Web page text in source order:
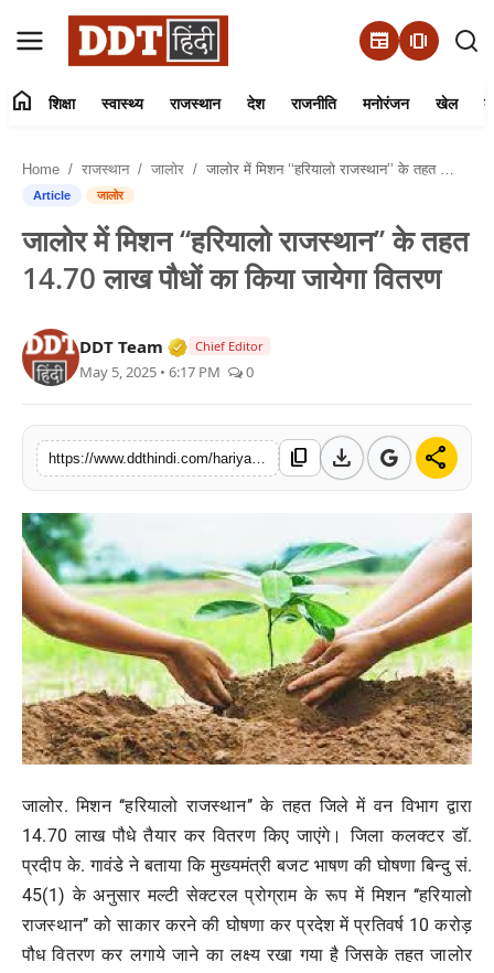
newspaper amp_stories
हमारे बारे में
शिक्षा
राजस्थान
राजनीति
मनोरंजन
खेल
व्यापार
सामाजिक गतिविधि
अपराध
विशेष
home शिक्षा स्वास्थ्य राजस्थान देश राजनीति मनोरंजन खेल
Home राजस्थान जालोर जालोर में मिशन ‘‘हरियालो राजस्थान’’ के तहत 14.70 लाख पौधों का किया जायेगा वितरण
Article जालोर
जालोर में मिशन ‘‘हरियालो राजस्थान’’ के तहत
14.70 लाख पौधों का किया जायेगा वितरण
DDT Team Verified Media or Organization • 01
Chief Editor
May 5, 2025 • 6:17 PM 0
content_copy download share
जालोर. मिशन ‘‘हरियालो राजस्थान’’ के तहत जिले में वन विभाग द्वारा
14.70 लाख पौधे तैयार कर वितरण किए जाएंगे। जिला कलक्टर डॉ.
प्रदीप के. गावंडे ने बताया कि मुख्यमंत्री बजट भाषण की घोषणा बिन्दु सं.
45(1) के अनुसार मल्टी सेक्टरल प्रोग्राम के रूप में मिशन ‘‘हरियालो
राजस्थान’’ को साकार करने की घोषणा कर प्रदेश में प्रतिवर्ष 10 करोड़
पौध वितरण कर लगाये जाने का लक्ष्य रखा गया है जिसके तहत जालोर